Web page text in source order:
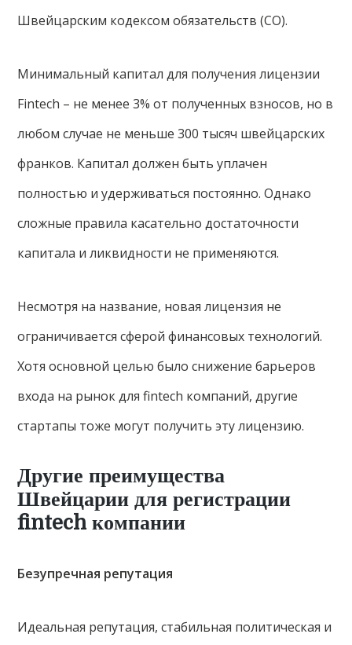
Швейцарским кодексом обязательств (CO).
Минимальный капитал для получения лицензии
Fintech – не менее 3% от полученных взносов, но в
любом случае не меньше 300 тысяч швейцарских
франков. Капитал должен быть уплачен
полностью и удерживаться постоянно. Однако
сложные правила касательно достаточности
капитала и ликвидности не применяются.
Несмотря на название, новая лицензия не
ограничивается сферой финансовых технологий.
Хотя основной целью было снижение барьеров
входа на рынок для fintech компаний, другие
стартапы тоже могут получить эту лицензию.
Другие преимущества
Швейцарии для регистрации
fintech компании
Безупречная репутация
Идеальная репутация, стабильная политическая и